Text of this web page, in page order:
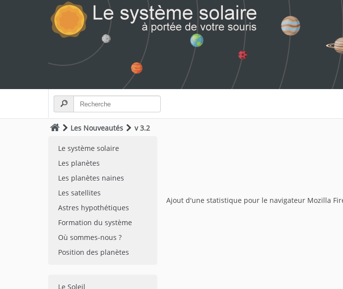
Les Nouveautés v 3.2
Le système solaire
Les planètes
Les planètes naines
Les satellites
Astres hypothétiques
Formation du système
Où sommes-nous ?
Position des planètes
Le Soleil
Ajout d'une statistique pour le navigateur Mozilla